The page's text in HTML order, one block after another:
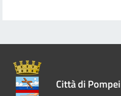
Città di Pompei